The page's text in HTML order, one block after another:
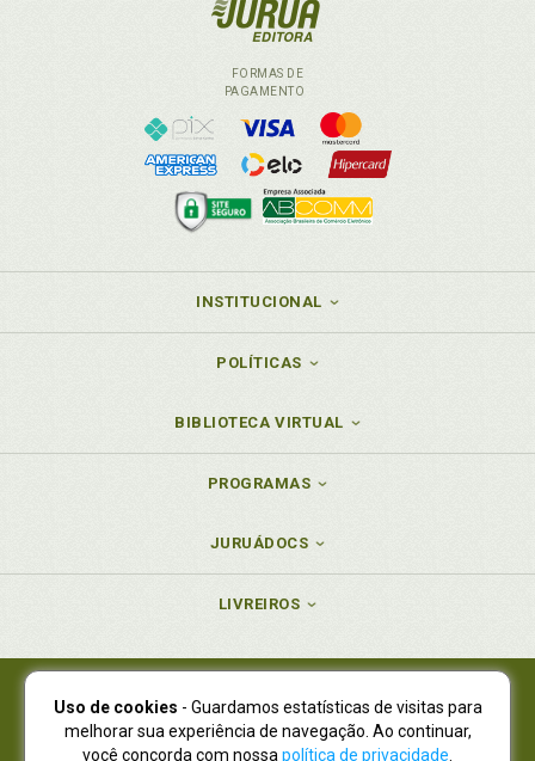
FORMAS DE
PAGAMENTO
INSTITUCIONAL
POLÍTICAS
BIBLIOTECA VIRTUAL
PROGRAMAS
JURUÁDOCS
LIVREIROS
Juruá Editora Ltda., CNPJ 77.535.508/0001-19
Juruá Informática Ltda., CNPJ 01.701.561/0001-80
Uso de cookies - Guardamos estatísticas de visitas para
melhorar sua experiência de navegação. Ao continuar,
você concorda com nossa política de privacidade